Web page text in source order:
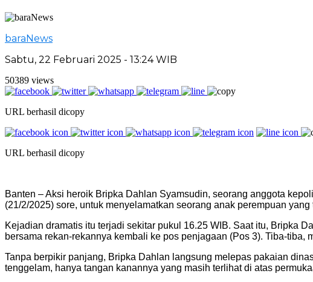
baraNews
Sabtu, 22 Februari 2025 - 13:24 WIB
50389 views
URL berhasil dicopy
URL berhasil dicopy
Banten – Aksi heroik Bripka Dahlan Syamsudin, seorang anggota
(21/2/2025) sore, untuk menyelamatkan seorang anak perempuan yang
Kejadian dramatis itu terjadi sekitar pukul 16.25 WIB. Saat itu, Bripka
bersama rekan-rekannya kembali ke pos penjagaan (Pos 3). Tiba-
Tanpa berpikir panjang, Bripka Dahlan langsung melepas pakaian
tenggelam, hanya tangan kanannya yang masih terlihat di atas